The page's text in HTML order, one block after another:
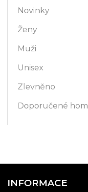
Novinky
Ženy
Muži
Unisex
Zlevněno
Doporučené
INFORMACE